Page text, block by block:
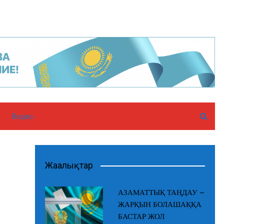
Видео
Жаңалықтар
АЗАМАТТЫҚ ТАҢДАУ –
ЖАРҚЫН БОЛАШАҚҚА
БАСТАР ЖОЛ